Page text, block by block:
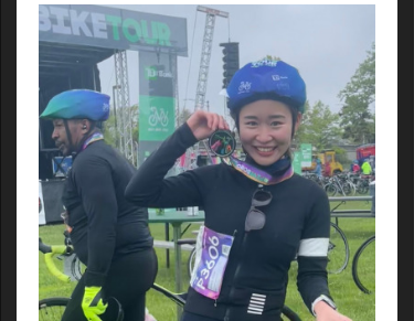
積んでフランスに乗り込むケース。「バイクポー
ター」という航空機用輪行箱を取り扱うアクショ
ンスポーツに最新事情を教えてもらった。 Q：国
際線に預けられるサイズは？ 無料？ 追加料
金？ A：国際線は利用航空会社によって異なる。
例えばエールフランスやフィンエアはサイズに関
係なく問答無用で有料。日本航空は三辺合計
203cm以内なら無料（超えた場合は2万円の追加
料金）。英国航空は三辺合計200cm以内なら無
料。規定のサイズに収まるバイクポーター
PRO199を使えば無料になる。 ANAは三辺合計
260cm以内なら無料で、バイクポーターは全モデ
ルが260cm以下のサイズなので無料となる。ルフ
トハンザ航空はヨーロッパ路線で50〜150ユーロ
の追加料金。エミレーツ空港は重量30kg以内であ
れば受託手荷物に含まれる。 全ての航空会社がサ